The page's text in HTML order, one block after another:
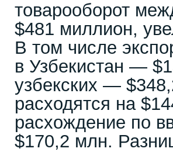
товарооборот
$481 миллион,
В том числе
в Узбекистан —
узбекских —
расходятся на
расхождение по
$170,2 млн.